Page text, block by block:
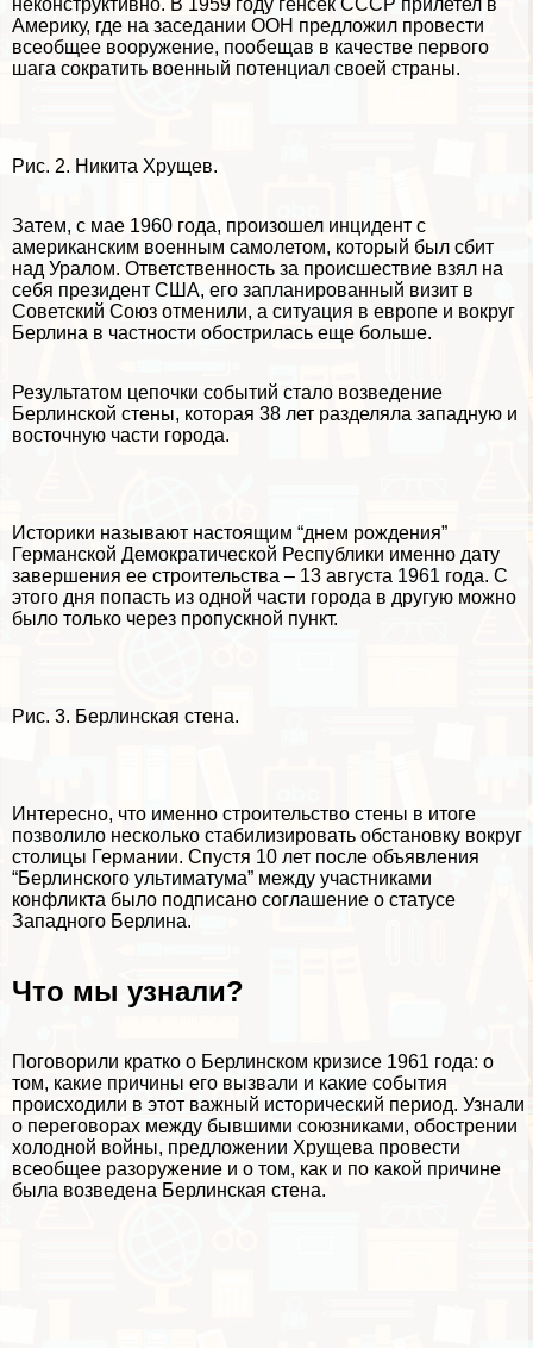
неконструктивно. В 1959 году генсек СССР прилетел в
Америку, где на заседании ООН предложил провести
всеобщее вооружение, пообещав в качестве первого
шага сократить военный потенциал своей страны.
Рис. 2. Никита Хрущев.
Затем, с мае 1960 года, произошел инцидент с
американским военным самолетом, который был сбит
над Уралом. Ответственность за происшествие взял на
себя президент США, его запланированный визит в
Советский Союз отменили, а ситуация в европе и вокруг
Берлина в частности обострилась еще больше.
Результатом цепочки событий стало возведение
Берлинской стены, которая 38 лет разделяла западную и
восточную части города.
Историки называют настоящим “днем рождения”
Германской Демократической Республики именно дату
завершения ее строительства – 13 августа 1961 года. С
этого дня попасть из одной части города в другую можно
было только через пропускной пункт.
Рис. 3. Берлинская стена.
Интересно, что именно строительство стены в итоге
позволило несколько стабилизировать обстановку вокруг
столицы Германии. Спустя 10 лет после объявления
“Берлинского ультиматума” между участниками
конфликта было подписано соглашение о статусе
Западного Берлина.
Что мы узнали?
Поговорили кратко о Берлинском кризисе 1961 года: о
том, какие причины его вызвали и какие события
происходили в этот важный исторический период. Узнали
о переговорах между бывшими союзниками, обострении
холодной войны, предложении Хрущева провести
всеобщее разоружение и о том, как и по какой причине
была возведена Берлинская стена.